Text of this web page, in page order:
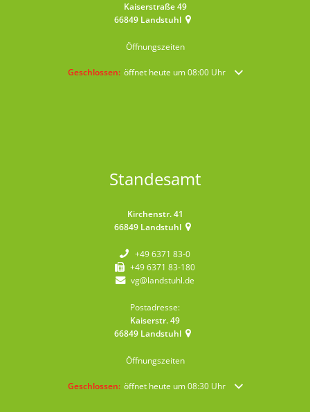
Kaiserstraße 49
66849 Landstuhl
Öffnungszeiten
Klicken, um weitere Öffnungs- oder Schließzeiten
Geschlossen: öffnet heute um 08:00 Uhr
Standesamt
Kirchenstr. 41
66849 Landstuhl
+49 6371 83-0
+49 6371 83-180
vg@landstuhl.de
Postadresse:
Kaiserstr. 49
66849 Landstuhl
Öffnungszeiten
Klicken, um weitere Öffnungs- oder Schließzeiten
Geschlossen: öffnet heute um 08:30 Uhr